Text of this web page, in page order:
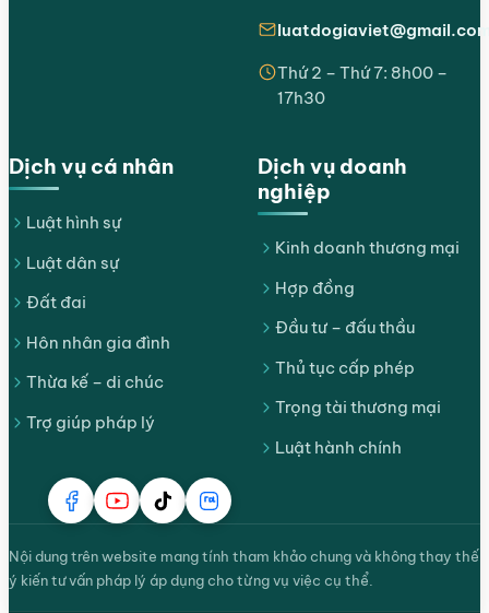
Dịch vụ cá nhân
Luật hình sự
Luật dân sự
Đất đai
Hôn nhân gia đình
Thừa kế – di chúc
Trợ giúp pháp lý
Dịch vụ doanh
nghiệp
Kinh doanh thương mại
Hợp đồng
Đầu tư – đấu thầu
Thủ tục cấp phép
Trọng tài thương mại
Luật hành chính
Thứ 2 – Thứ 7: 8h00 –
17h30
Nội dung trên website mang tính tham khảo chung và không thay thế
ý kiến tư vấn pháp lý áp dụng cho từng vụ việc cụ thể.